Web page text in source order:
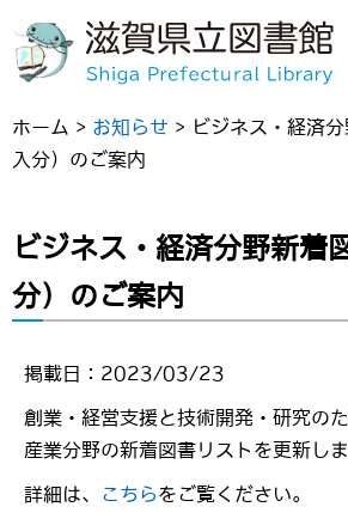
ホーム > お知らせ > ビジネス・経済
入分）のご案内
ビジネス・経済分野新着
分）のご案内
掲載日：2023/03/23
創業・経営支援と技術開発・研究の
産業分野の新着図書リストを更新しま
詳細は、 こちらをご覧ください。